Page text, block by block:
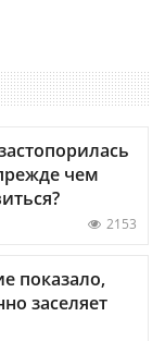
чем
2153
показало,
заселяет